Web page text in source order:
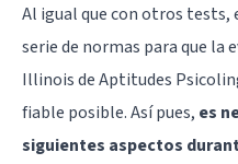
Al igual que con otros tests,
serie de normas para que la
Illinois de Aptitudes
fiable posible. Así pues, es
siguientes aspectos